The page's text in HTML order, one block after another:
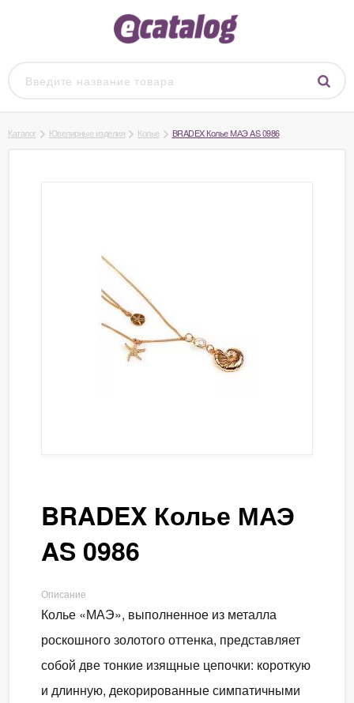
Каталог Ювелирные изделия Колье BRADEX Колье МАЭ AS 0986
BRADEX Колье МАЭ
AS 0986
Описание
Колье «МАЭ», выполненное из металла
роскошного золотого оттенка, представляет
собой две тонкие изящные цепочки: короткую
и длинную, декорированные симпатичными